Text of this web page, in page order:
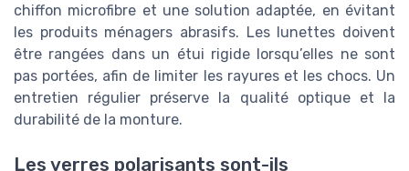
chiffon microfibre et une solution adaptée, en évitant
les produits ménagers abrasifs. Les lunettes doivent
être rangées dans un étui rigide lorsqu’elles ne sont
pas portées, afin de limiter les rayures et les chocs. Un
entretien régulier préserve la qualité optique et la
durabilité de la monture.
Les verres polarisants sont-ils